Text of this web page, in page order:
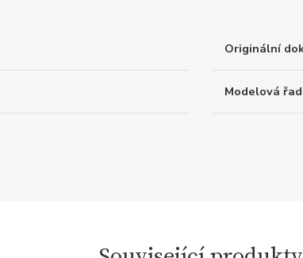
Originální
Modelová